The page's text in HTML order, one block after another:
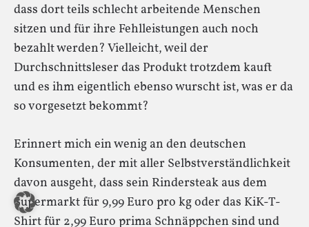
dass dort teils schlecht arbeitende Menschen
sitzen und für ihre Fehlleistungen auch noch
bezahlt werden? Vielleicht, weil der
Durchschnittsleser das Produkt trotzdem kauft
und es ihm eigentlich ebenso wurscht ist, was er da
so vorgesetzt bekommt?
Erinnert mich ein wenig an den deutschen
Konsumenten, der mit aller Selbstverständlichkeit
davon ausgeht, dass sein Rindersteak aus dem
Supermarkt für 9,99 Euro pro kg oder das KiK-T-
Shirt für 2,99 Euro prima Schnäppchen sind und